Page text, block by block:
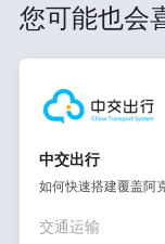
您可能也会
中交出行
如何快速搭建覆盖阿
交通运输